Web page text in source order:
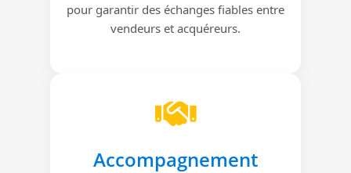
pour garantir des échanges fiables entre
vendeurs et acquéreurs.
Accompagnement